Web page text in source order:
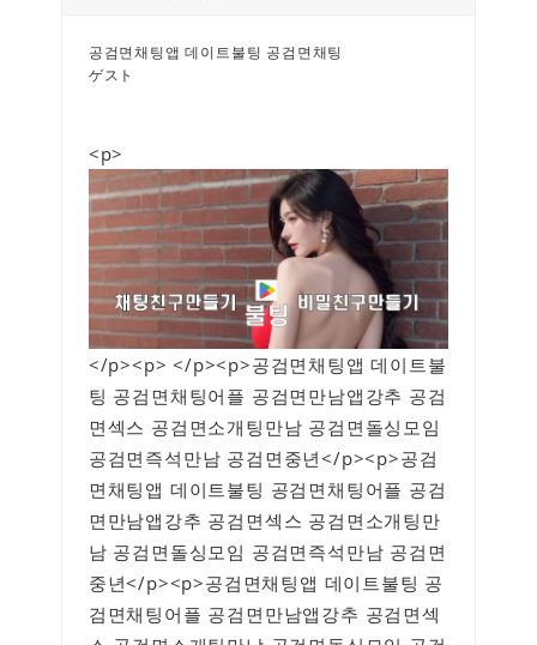
공검면채팅앱 데이트불팅 공검면채팅
ゲスト
<p>
</p><p> </p><p>공검면채팅앱 데이트불
팅 공검면채팅어플 공검면만남앱강추 공검
면섹스 공검면소개팅만남 공검면돌싱모임
공검면즉석만남 공검면중년</p><p>공검
면채팅앱 데이트불팅 공검면채팅어플 공검
면만남앱강추 공검면섹스 공검면소개팅만
남 공검면돌싱모임 공검면즉석만남 공검면
중년</p><p>공검면채팅앱 데이트불팅 공
검면채팅어플 공검면만남앱강추 공검면섹